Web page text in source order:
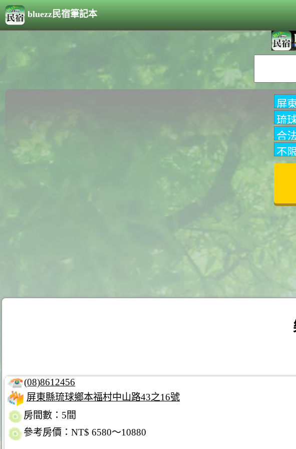
bluezz民宿筆記本
(08)8612456
屏東縣琉球鄉本福村中山路43之16號
房間數：5間
參考房價：NT$ 6580～10880